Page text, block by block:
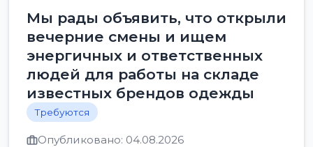
Мы рады объявить, что открыли
вечерние смены и ищем
энергичных и ответственных
людей для работы на складе
известных брендов одежды
Требуются
Опубликовано: 04.08.2026